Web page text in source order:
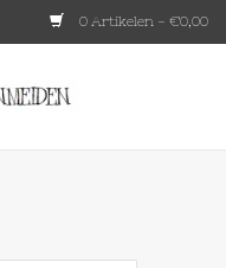
0 Artikelen - €0,00